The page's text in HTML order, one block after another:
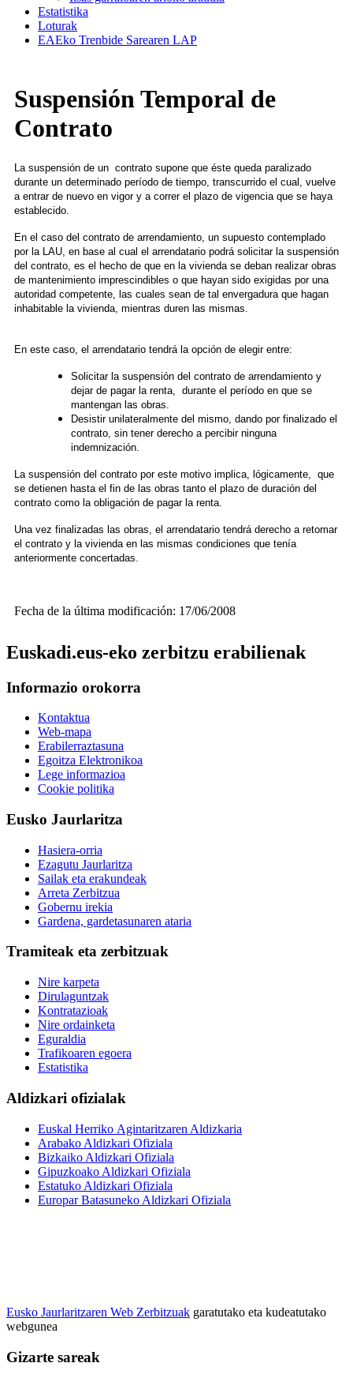
Estatistika
Loturak
EAEko Trenbide Sarearen LAP
Suspensión Temporal de
Contrato
La suspensión de un contrato supone que éste queda paralizado
durante un determinado período de tiempo, transcurrido el cual, vuelve
a entrar de nuevo en vigor y a correr el plazo de vigencia que se haya
establecido.
En el caso del contrato de arrendamiento, un supuesto contemplado
por la LAU, en base al cual el arrendatario podrá solicitar la suspensión
del contrato, es el hecho de que en la vivienda se deban realizar obras
de mantenimiento imprescindibles o que hayan sido exigidas por una
autoridad competente, las cuales sean de tal envergadura que hagan
inhabitable la vivienda, mientras duren las mismas.
En este caso, el arrendatario tendrá la opción de elegir entre:
Solicitar la suspensión del contrato de arrendamiento y
dejar de pagar la renta, durante el período en que se
mantengan las obras.
Desistir unilateralmente del mismo, dando por finalizado el
contrato, sin tener derecho a percibir ninguna
indemnización.
La suspensión del contrato por este motivo implica, lógicamente, que
se detienen hasta el fin de las obras tanto el plazo de duración del
contrato como la obligación de pagar la renta.
Una vez finalizadas las obras, el arrendatario tendrá derecho a retomar
el contrato y la vivienda en las mismas condiciones que tenía
anteriormente concertadas.
Fecha de la última modificación: 17/06/2008
Euskadi.eus-eko zerbitzu erabilienak
Informazio orokorra
Kontaktua
Web-mapa
Erabilerraztasuna
Egoitza Elektronikoa
Lege informazioa
Cookie politika
Eusko Jaurlaritza
Hasiera-orria
Ezagutu Jaurlaritza
Sailak eta erakundeak
Arreta Zerbitzua
Gobernu irekia
Gardena, gardetasunaren ataria
Tramiteak eta zerbitzuak
Nire karpeta
Dirulaguntzak
Kontratazioak
Nire ordainketa
Eguraldia
Trafikoaren egoera
Estatistika
Aldizkari ofizialak
Euskal Herriko Agintaritzaren Aldizkaria
Arabako Aldizkari Ofiziala
Bizkaiko Aldizkari Ofiziala
Gipuzkoako Aldizkari Ofiziala
Estatuko Aldizkari Ofiziala
Europar Batasuneko Aldizkari Ofiziala
Eusko Jaurlaritzaren Web Zerbitzuak garatutako eta kudeatutako
webgunea
Gizarte sareak